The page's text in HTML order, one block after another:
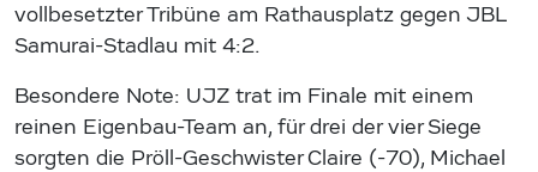
vollbesetzter Tribüne am Rathausplatz gegen JBL
Samurai-Stadlau mit 4:2.
Besondere Note: UJZ trat im Finale mit einem
reinen Eigenbau-Team an, für drei der vier Siege
sorgten die Pröll-Geschwister Claire (-70), Michael